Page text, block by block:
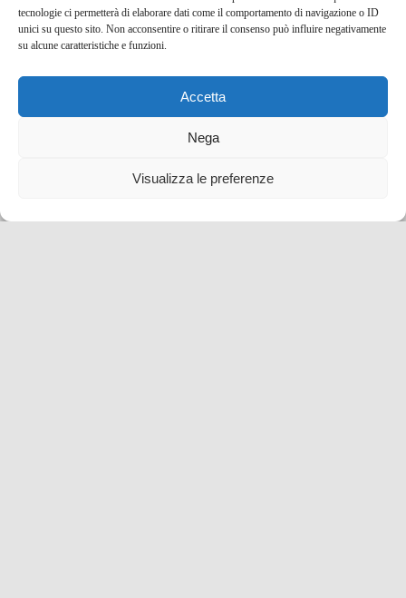
tecnologie ci permetterà di elaborare dati come il comportamento di navigazione o ID
unici su questo sito. Non acconsentire o ritirare il consenso può influire negativamente
su alcune caratteristiche e funzioni.
Accetta
Nega
Visualizza le preferenze
Las Setas di Siviglia! Tutte le informazioni utili per la